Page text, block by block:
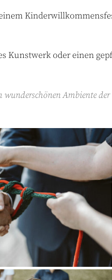
Kunstwerk oder einen
Ambiente der